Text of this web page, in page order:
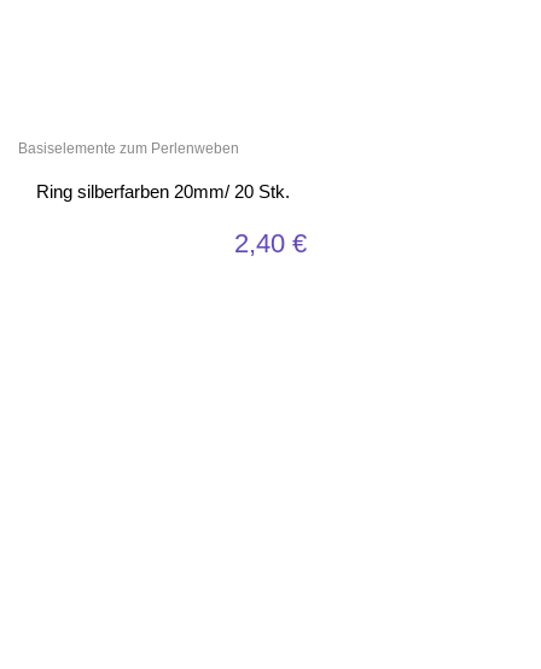
Basiselemente zum Perlenweben
Ring silberfarben 20mm/ 20 Stk.
2,40 €